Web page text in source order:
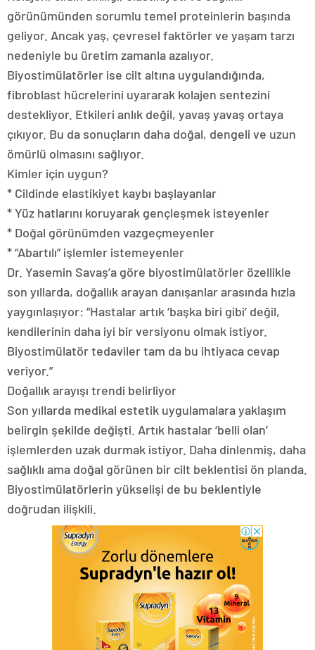
görünümünden sorumlu temel proteinlerin başında
geliyor. Ancak yaş, çevresel faktörler ve yaşam tarzı
nedeniyle bu üretim zamanla azalıyor.
Biyostimülatörler ise cilt altına uygulandığında,
fibroblast hücrelerini uyararak kolajen sentezini
destekliyor. Etkileri anlık değil, yavaş yavaş ortaya
çıkıyor. Bu da sonuçların daha doğal, dengeli ve uzun
ömürlü olmasını sağlıyor.
Kimler için uygun?
* Cildinde elastikiyet kaybı başlayanlar
* Yüz hatlarını koruyarak gençleşmek isteyenler
* Doğal görünümden vazgeçmeyenler
* “Abartılı” işlemler istemeyenler
Dr. Yasemin Savaş’a göre biyostimülatörler özellikle
son yıllarda, doğallık arayan danışanlar arasında hızla
yaygınlaşıyor: “Hastalar artık ‘başka biri gibi’ değil,
kendilerinin daha iyi bir versiyonu olmak istiyor.
Biyostimülatör tedaviler tam da bu ihtiyaca cevap
veriyor.”
Doğallık arayışı trendi belirliyor
Son yıllarda medikal estetik uygulamalara yaklaşım
belirgin şekilde değişti. Artık hastalar ‘belli olan’
işlemlerden uzak durmak istiyor. Daha dinlenmiş, daha
sağlıklı ama doğal görünen bir cilt beklentisi ön planda.
Biyostimülatörlerin yükselişi de bu beklentiyle
doğrudan ilişkili.